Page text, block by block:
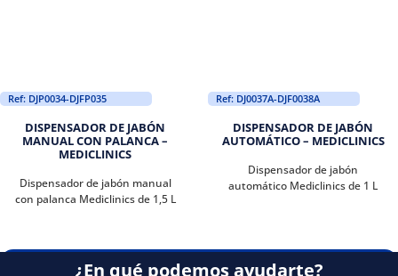
Ref: DJP0034-DJFP035
DISPENSADOR DE JABÓN
MANUAL CON PALANCA –
MEDICLINICS
Dispensador de jabón manual
con palanca Mediclinics de 1,5 L
Ref: DJ0037A-DJF0038A
DISPENSADOR DE JABÓN
AUTOMÁTICO – MEDICLINICS
Dispensador de jabón
automático Mediclinics de 1 L
¿En qué podemos ayudarte?